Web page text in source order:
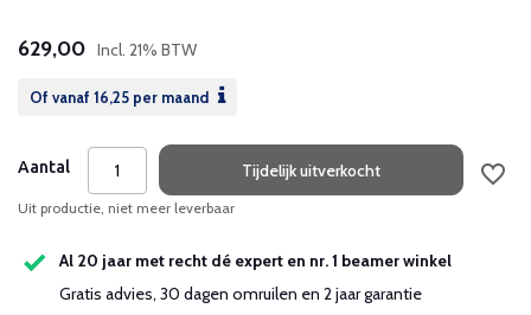
629,00 Incl. 21% BTW
Of vanaf 16,25 per maand
Aantal Tijdelijk uitverkocht
Uit productie, niet meer leverbaar
Al 20 jaar met recht dé expert en nr. 1 beamer winkel
Gratis advies, 30 dagen omruilen en 2 jaar garantie